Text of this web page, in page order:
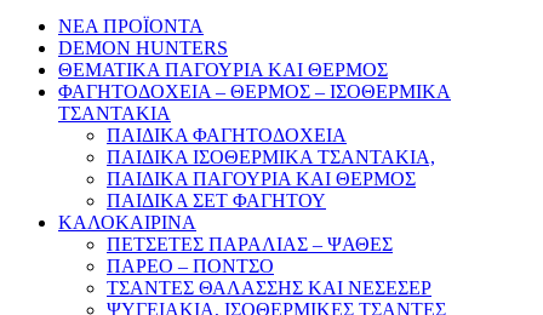
ΝΕΑ ΠΡΟΪΟΝΤΑ
DEMON HUNTERS
ΘΕΜΑΤΙΚΑ ΠΑΓΟΥΡΙΑ ΚΑΙ ΘΕΡΜΟΣ
ΦΑΓΗΤΟΔΟΧΕΙΑ – ΘΕΡΜΟΣ – ΙΣΟΘΕΡΜΙΚΑ
ΤΣΑΝΤΑΚΙΑ
ΠΑΙΔΙΚΑ ΦΑΓΗΤΟΔΟΧΕΙΑ
ΠΑΙΔΙΚΑ ΙΣΟΘΕΡΜΙΚΑ ΤΣΑΝΤΑΚΙΑ,
ΠΑΙΔΙΚΑ ΠΑΓΟΥΡΙΑ ΚΑΙ ΘΕΡΜΟΣ
ΠΑΙΔΙΚΑ ΣΕΤ ΦΑΓΗΤΟΥ
ΚΑΛΟΚΑΙΡΙΝΑ
ΠΕΤΣΕΤΕΣ ΠΑΡΑΛΙΑΣ – ΨΑΘΕΣ
ΠΑΡΕΟ – ΠΟΝΤΣΟ
ΤΣΑΝΤΕΣ ΘΑΛΑΣΣΗΣ ΚΑΙ ΝΕΣΕΣΕΡ
ΨΥΓΕΙΑΚΙΑ, ΙΣΟΘΕΡΜΙΚΕΣ ΤΣΑΝΤΕΣ